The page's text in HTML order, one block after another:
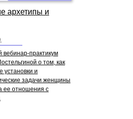
архетипы и
вебинар-практикум
о том, как
установки и
задачи женщины
ее отношения с